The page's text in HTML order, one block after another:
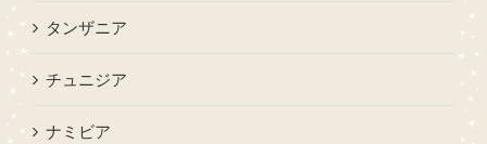
タンザニア
チュニジア
ナミビア